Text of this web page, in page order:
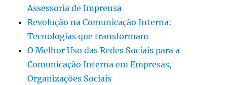
Assessoria de Imprensa
Revolução na Comunicação Interna:
Tecnologias que transformam
O Melhor Uso das Redes Sociais para a
Comunicação Interna em Empresas,
Organizações Sociais